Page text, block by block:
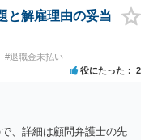
と解雇理由の妥当
#退職金未払い
役にたった 2
、詳細は顧問弁護士の先